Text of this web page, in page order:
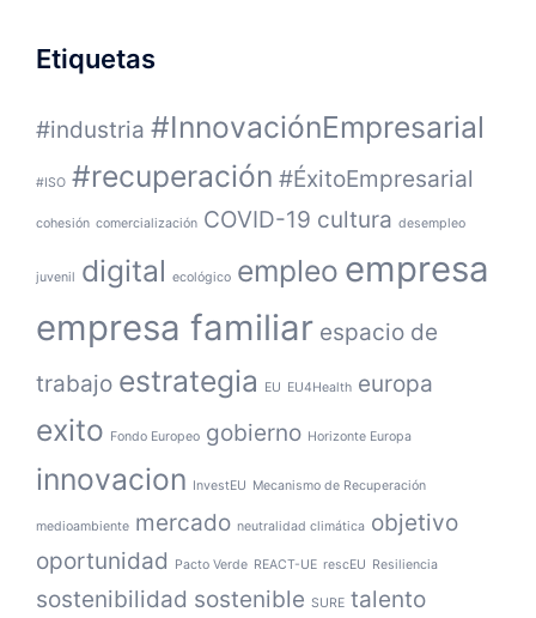
Etiquetas
#industria #InnovaciónEmpresarial
#ISO #recuperación #ÉxitoEmpresarial
cohesión comercialización COVID-19 cultura desempleo
juvenil digital ecológico empleo empresa
empresa familiar espacio de
trabajo estrategia EU EU4Health europa
exito Fondo Europeo gobierno Horizonte Europa
innovacion InvestEU Mecanismo de Recuperación
medioambiente mercado neutralidad climática objetivo
oportunidad
Pacto Verde REACT-UE rescEU Resiliencia
sostenibilidad sostenible SURE talento